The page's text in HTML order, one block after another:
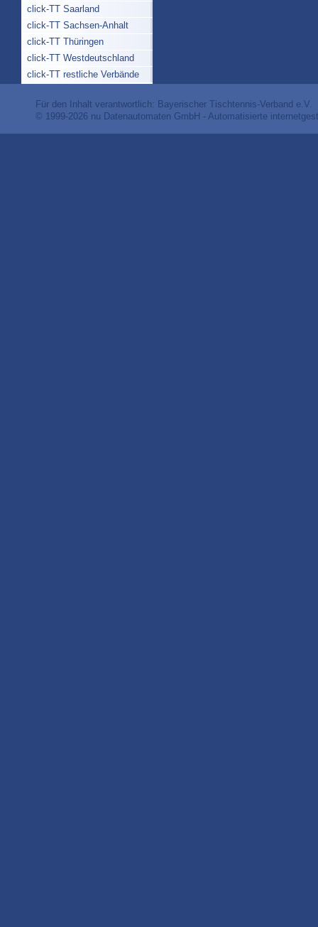
click-TT Saarland
click-TT Sachsen-Anhalt
click-TT Thüringen
click-TT Westdeutschland
click-TT restliche Verbände
Für den Inhalt verantwortlich: Bayerischer Tischtennis-Verband e.V.
© 1999-2026 nu Datenautomaten GmbH - Automatisierte